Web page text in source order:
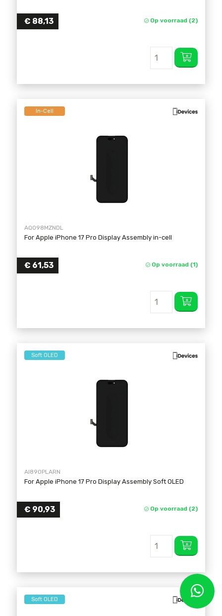
€ 88,13 Op voorraad (2)
In-Cell
AQO98MZNDL
For Apple iPhone 17 Pro Display Assembly in-cell
€ 61,53 Op voorraad (1)
Soft OLED
AI890PLARN
For Apple iPhone 17 Pro Display Assembly Soft OLED
€ 90,93 Op voorraad (2)
Soft OLED